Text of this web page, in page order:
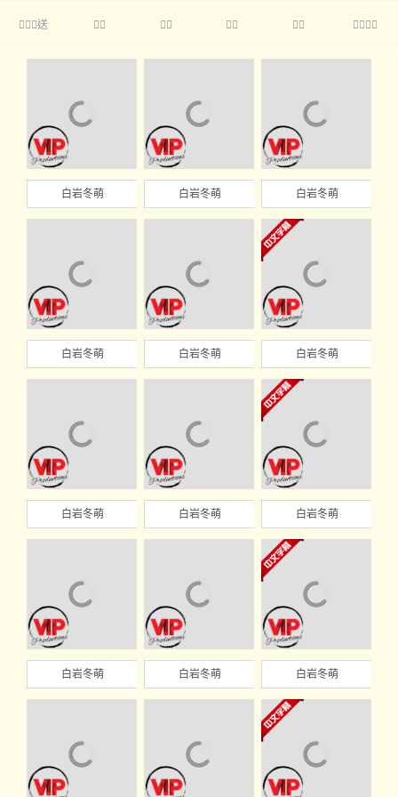
送     
白岩冬萌 白岩冬萌 白岩冬萌
白岩冬萌 白岩冬萌 白岩冬萌
白岩冬萌 白岩冬萌 白岩冬萌
白岩冬萌 白岩冬萌 白岩冬萌